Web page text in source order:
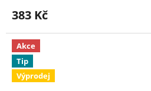
383 Kč
Akce
Tip
Výprodej